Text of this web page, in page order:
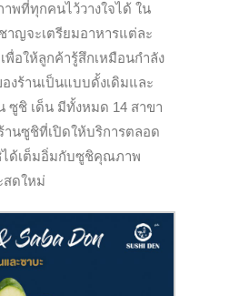
พที่ทุกคนไว้วางใจได้ ใน
าญจะเตรียมอาหารแต่ละ
พื่อให้ลูกค้ารู้สึกเหมือนกำลัง
งร้านเป็นแบบดั้งเดิมและ
ซูชิ เด็น มีทั้งหมด 14 สาขา
นซูชิที่เปิดให้บริการตลอด
ด้เต็มอิ่มกับซูชิคุณภาพ
สดใหม่